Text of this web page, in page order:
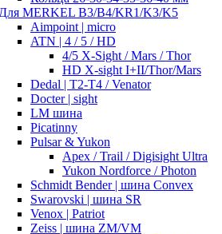
Для MERKEL B3/B4/KR1/K3/K5
Aimpoint | micro
ATN | 4 / 5 / HD
4/5 X-Sight / Mars / Thor
HD X-sight I+II/Thor/Mars
Dedal | T2-T4 / Venator
Docter | sight
LM шина
Picatinny
Pulsar & Yukon
Apex / Trail / Digisight Ultra
Yukon Nordforce / Photon
Schmidt Bender | шина Convex
Swarovski | шина SR
Venox | Patriot
Zeiss | шина ZM/VM